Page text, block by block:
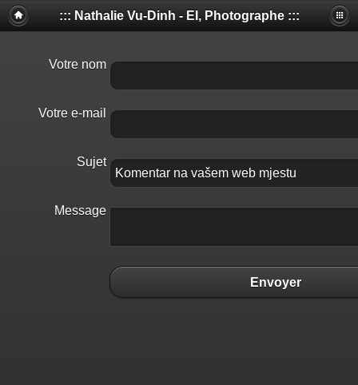
::: Nathalie Vu-Dinh - EI, Photographe :::
Votre nom
Votre e-mail
Sujet
Message
Envoyer